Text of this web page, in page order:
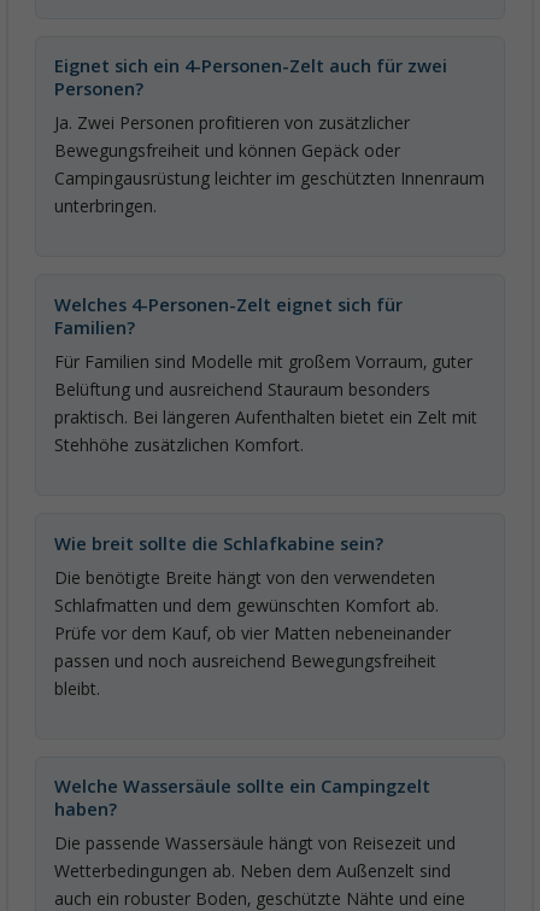
Eignet sich ein 4-Personen-Zelt auch für zwei
Personen?
Ja. Zwei Personen profitieren von zusätzlicher
Bewegungsfreiheit und können Gepäck oder
Campingausrüstung leichter im geschützten Innenraum
unterbringen.
Welches 4-Personen-Zelt eignet sich für
Familien?
Für Familien sind Modelle mit großem Vorraum, guter
Belüftung und ausreichend Stauraum besonders
praktisch. Bei längeren Aufenthalten bietet ein Zelt mit
Stehhöhe zusätzlichen Komfort.
Wie breit sollte die Schlafkabine sein?
Die benötigte Breite hängt von den verwendeten
Schlafmatten und dem gewünschten Komfort ab.
Prüfe vor dem Kauf, ob vier Matten nebeneinander
passen und noch ausreichend Bewegungsfreiheit
bleibt.
Welche Wassersäule sollte ein Campingzelt
haben?
Die passende Wassersäule hängt von Reisezeit und
Wetterbedingungen ab. Neben dem Außenzelt sind
auch ein robuster Boden, geschützte Nähte und eine